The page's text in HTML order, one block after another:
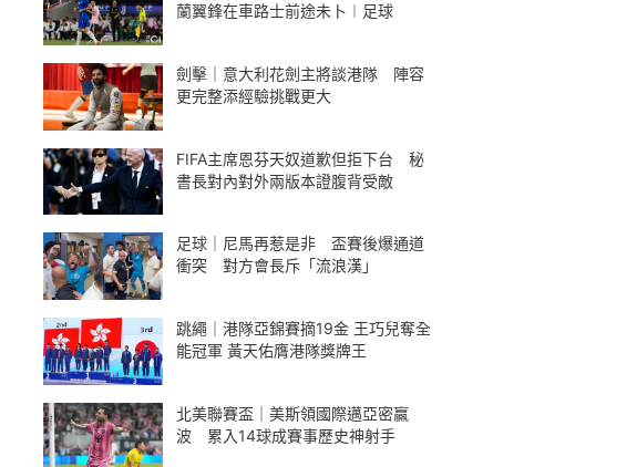
蘭翼鋒在車路士前途未卜︱足球
劍擊｜意大利花劍主將談港隊 陣容
更完整添經驗挑戰更大
FIFA主席恩芬天奴道歉但拒下台 秘
書長對內對外兩版本證腹背受敵
足球｜尼馬再惹是非 盃賽後爆通道
衝突 對方會長斥「流浪漢」
跳繩｜港隊亞錦賽摘19金 王巧兒奪全
能冠軍 黃天佑膺港隊獎牌王
北美聯賽盃｜美斯領國際邁亞密贏
波 累入14球成賽事歷史神射手